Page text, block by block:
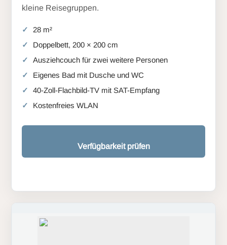
kleine Reisegruppen.
28 m²
Doppelbett, 200 × 200 cm
Ausziehcouch für zwei weitere Personen
Eigenes Bad mit Dusche und WC
40-Zoll-Flachbild-TV mit SAT-Empfang
Kostenfreies WLAN
Verfügbarkeit prüfen